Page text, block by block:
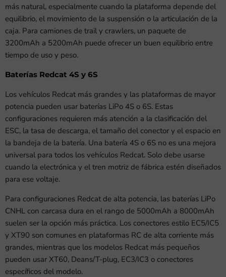
más natural, especialmente cuando la plataforma depende del
equilibrio, el movimiento de la suspensión o la articulación de la
caja. Para camiones de trail y crawlers, un paquete de
3200mAh a 5200mAh puede ofrecer un buen equilibrio entre
tiempo de uso y peso.
Baterías Redcat 4S y 6S
Los vehículos Redcat más grandes y las plataformas de mayor
potencia pueden usar baterías LiPo 4S o 6S. Estas
configuraciones requieren más atención a la clasificación del
ESC, la tasa de descarga, el tamaño del conector y el espacio en
la bandeja de la batería. Una batería 4S o 6S no es una mejora
universal para todos los vehículos Redcat. Solo debe usarse
cuando la electrónica y el tren motriz de fábrica estén diseñados
para ese voltaje.
Para configuraciones Redcat de alta potencia, las baterías LiPo
CNHL con carcasa dura en el rango de 5000mAh a 8000mAh
suelen ser la opción más práctica. Los conectores estilo EC5/IC5
y XT90 son comunes en plataformas RC de alta corriente más
grandes, mientras que los modelos Redcat más pequeños
pueden usar XT60, Deans/T-plug, EC3/IC3 o conectores
específicos del modelo.